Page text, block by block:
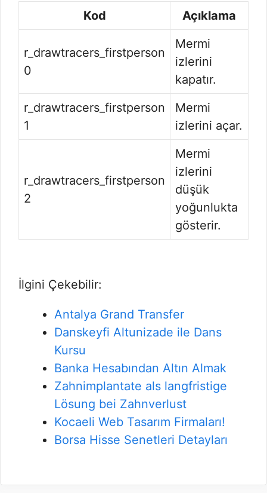
Kod
Açıklama
r_drawtracers_firstperson
0
Mermi
izlerini
kapatır.
r_drawtracers_firstperson
1
Mermi
izlerini açar.
r_drawtracers_firstperson
2
Mermi
izlerini
düşük
yoğunlukta
gösterir.
İlgini Çekebilir:
Antalya Grand Transfer
Danskeyfi Altunizade ile Dans
Kursu
Banka Hesabından Altın Almak
Zahnimplantate als langfristige
Lösung bei Zahnverlust
Kocaeli Web Tasarım Firmaları!
Borsa Hisse Senetleri Detayları